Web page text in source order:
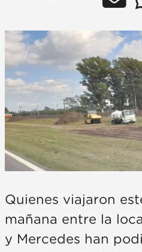
Quienes viajaron
mañana entre la
y Mercedes han